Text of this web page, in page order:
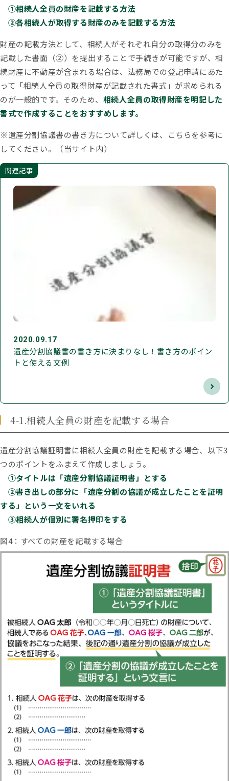
①相続人全員の財産を記載する方法
②各相続人が取得する財産のみを記載する方法
財産の記載方法として、相続人がそれぞれ自分の取得分のみを
記載した書面（②）を提出することで手続きが可能ですが、相
続財産に不動産が含まれる場合は、法務局での登記申請にあた
って「相続人全員の取得財産が記載された書式」が求められる
のが一般的です。そのため、 相続人全員の取得財産を明記した
書式で作成することをおすすめします。
※遺産分割協議書の書き方について詳しくは、こちらを参考に
してください。（当サイト内）
関連記事
2020.09.17
遺産分割協議書の書き方に決まりなし！書き方のポイン
トと使える文例
4-1.相続人全員の財産を記載する場合
遺産分割協議証明書に相続人全員の財産を記載する場合、以下3
つのポイントをふまえて作成しましょう。
①タイトルは「遺産分割協議証明書」とする
②書き出しの部分に「遺産分割の協議が成立したことを証明
する」という一文をいれる
③相続人が個別に署名押印をする
図4：すべての財産を記載する場合